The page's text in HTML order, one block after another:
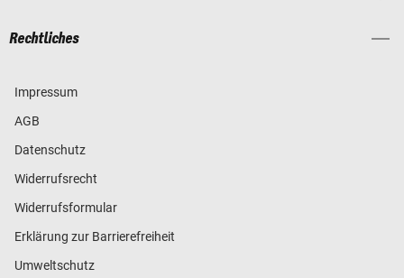
Rechtliches
Impressum
AGB
Datenschutz
Widerrufsrecht
Widerrufsformular
Erklärung zur Barrierefreiheit
Umweltschutz